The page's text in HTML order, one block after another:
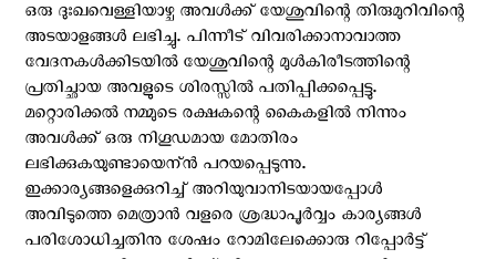
ഒരു ദുഃഖവെള്ളിയാഴ്ച അവള്‍ക്ക് യേശുവിന്റെ തിരുമുറിവിന്റെ
അടയാളങ്ങള്‍ ലഭിച്ചു. പിന്നീട് വിവരിക്കാനാവാത്ത
വേദനകള്‍ക്കിടയില്‍ യേശുവിന്റെ മുള്‍കിരീടത്തിന്റെ
പ്രതിച്ഛായ അവളുടെ ശിരസ്സില്‍ പതിപ്പിക്കപ്പെട്ടു.
മറ്റൊരിക്കല്‍ നമ്മുടെ രക്ഷകന്റെ കൈകളില്‍ നിന്നും
അവള്‍ക്ക് ഒരു നിഗൂഡമായ മോതിരം
ലഭിക്കുകയുണ്ടായെന്ന്‍ പറയപ്പെടുന്നു.
ഇക്കാര്യങ്ങളെക്കുറിച്ച് അറിയുവാനിടയായപ്പോള്‍
അവിടുത്തെ മെത്രാന്‍ വളരെ ശ്രദ്ധാപൂര്‍വ്വം കാര്യങ്ങള്‍
പരിശോധിച്ചതിനു ശേഷം റോമിലേക്കൊരു റിപ്പോര്‍ട്ട്